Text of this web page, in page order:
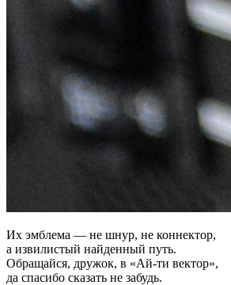
Их эмблема — не шнур, не коннектор,
а извилистый найденный путь.
Обращайся, дружок, в «Ай-ти вектор»,
да спасибо сказать не забудь.